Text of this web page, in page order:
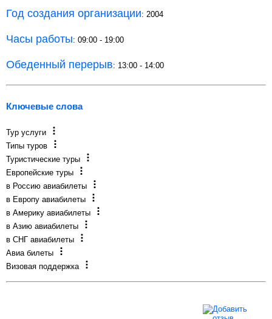
Год создания организации: 2004
Часы работы: 09:00 - 19:00
Обеденный перерыв: 13:00 - 14:00
Ключевые слова
Тур услуги
Типы туров
Туристические туры
Европейские туры
в Россию авиабилеты
в Европу авиабилеты
в Америку авиабилеты
в Азию авиабилеты
в СНГ авиабилеты
Авиа билеты
Визовая поддержка